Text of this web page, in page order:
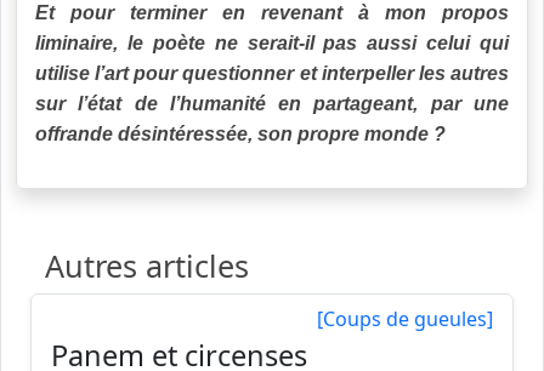
Et pour terminer en revenant à mon propos
liminaire, le poète ne serait-il pas aussi celui qui
utilise l’art pour questionner et interpeller les autres
sur l’état de l’humanité en partageant, par une
offrande désintéressée, son propre monde ?
Autres articles
[Coups de gueules]
Panem et circenses